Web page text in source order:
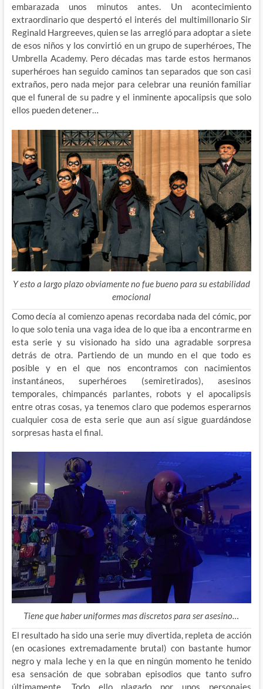
embarazada unos minutos antes. Un acontecimiento
extraordinario que despertó el interés del multimillonario Sir
Reginald Hargreeves, quien se las arregló para adoptar a siete
de esos niños y los convirtió en un grupo de superhéroes, The
Umbrella Academy. Pero décadas mas tarde estos hermanos
superhéroes han seguido caminos tan separados que son casi
extraños, pero nada mejor para celebrar una reunión familiar
que el funeral de su padre y el inminente apocalipsis que solo
ellos pueden detener…
Y esto a largo plazo obviamente no fue bueno para su estabilidad
emocional
Como decía al comienzo apenas recordaba nada del cómic, por
lo que solo tenia una vaga idea de lo que iba a encontrarme en
esta serie y su visionado ha sido una agradable sorpresa
detrás de otra. Partiendo de un mundo en el que todo es
posible y en el que nos encontramos con nacimientos
instantáneos, superhéroes (semiretirados), asesinos
temporales, chimpancés parlantes, robots y el apocalipsis
entre otras cosas, ya tenemos claro que podemos esperarnos
cualquier cosa de esta serie que aun así sigue guardándose
sorpresas hasta el final.
Tiene que haber uniformes mas discretos para ser asesino…
El resultado ha sido una serie muy divertida, repleta de acción
(en ocasiones extremadamente brutal) con bastante humor
negro y mala leche y en la que en ningún momento he tenido
esa sensación de que sobraban episodios que tanto sufro
últimamente. Todo ello plagado por unos personajes